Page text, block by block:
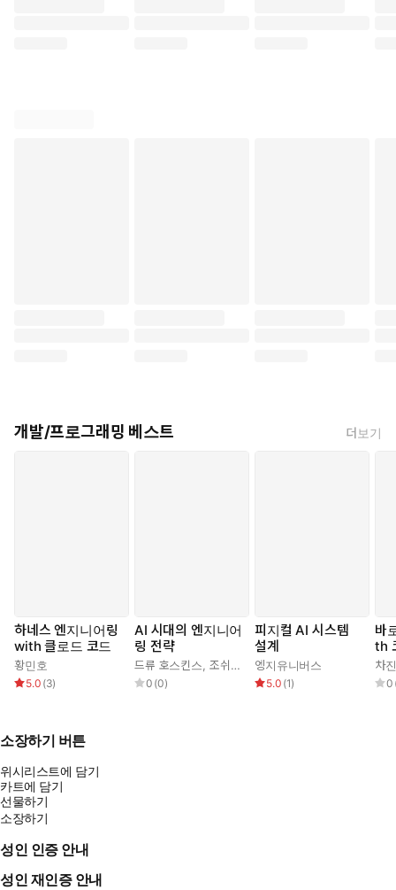
개발/프로그래밍 베스트 더보기
하네스 엔지니어링
with 클로드 코드
황민호
5.0 (3)
AI 시대의 엔지니어
링 전략
드류 호스킨스, 조쉬(김승권)
0 (0)
피지컬 AI 시스템
설계
엥지유니버스
5.0 (1)
바
th
로
차
0
소장하기 버튼
위시리스트에 담기
카트에 담기
선물하기
소장하기
성인 인증 안내
성인 재인증 안내